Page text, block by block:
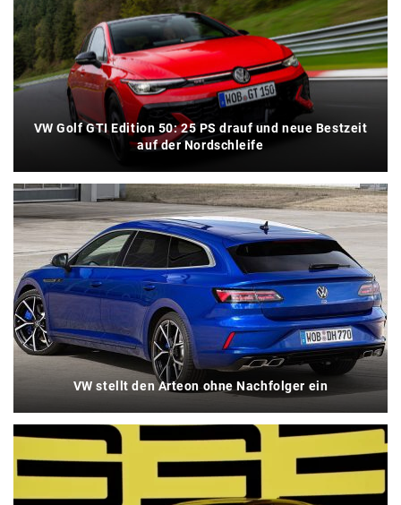
VW Golf GTI Edition 50: 25 PS drauf und neue Bestzeit
auf der Nordschleife
VW stellt den Arteon ohne Nachfolger ein